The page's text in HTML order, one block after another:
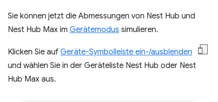
Sie können jetzt die Abmessungen von Nest Hub und
Nest Hub Max im Gerätemodus simulieren.
Klicken Sie auf Geräte-Symbolleiste ein-/ausblenden
und wählen Sie in der Geräteliste Nest Hub oder Nest
Hub Max aus.